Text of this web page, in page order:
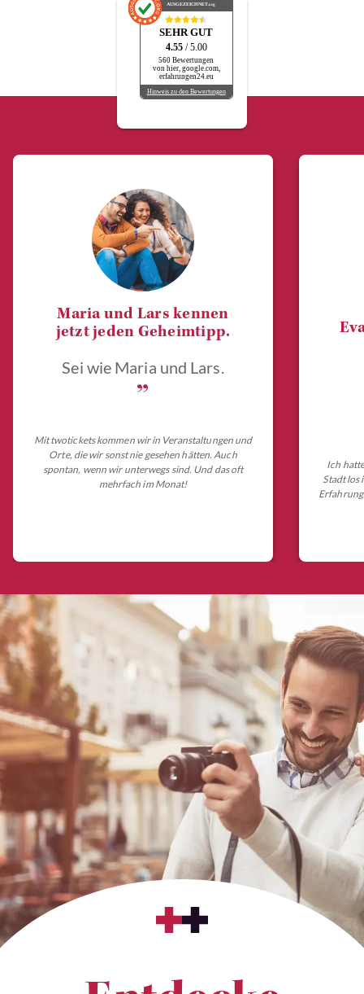
AUSGEZEICHNET.org
SEHR GUT
4.55 / 5.00
560 Bewertungen
von hier, google.com,
erfahrungen24.eu
Hinweis zu den Bewertungen
Maria und Lars kennen
jetzt jeden Geheimtipp.
Sei wie Maria und Lars.
„
Mit twotickets kommen wir in Veranstaltungen und
Orte, die wir sonst nie gesehen hätten. Auch
spontan, wenn wir unterwegs sind. Und das oft
mehrfach im Monat!
Ich
Stadt los